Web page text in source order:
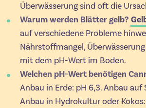
Überwässerung sind oft die
Warum werden Blätter gelb?
auf verschiedene Probleme
Nährstoffmangel,
mit dem pH-Wert im Boden.
Welchen pH-Wert benötigen
Anbau in Erde: pH 6,3. Anbau auf
Anbau in Hydrokultur oder